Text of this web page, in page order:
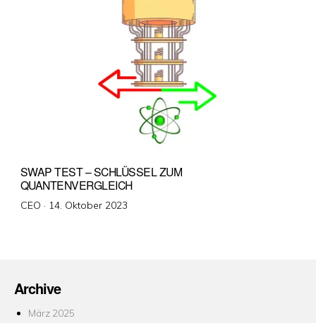
SWAP TEST – SCHLÜSSEL ZUM
QUANTENVERGLEICH
CEO · Veröffentlicht
14. Oktober 2023
Archive
März 2025